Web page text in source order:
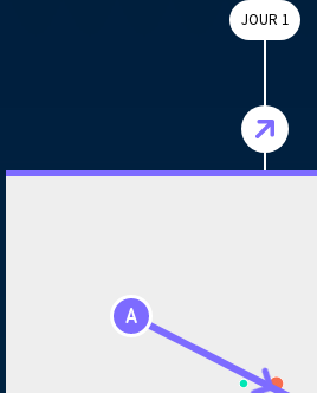
JOUR 1
A